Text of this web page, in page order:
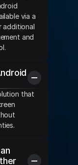
via a
additional
and
that